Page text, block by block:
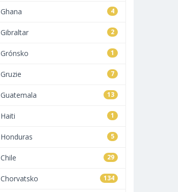
4
Ghana
2
Gibraltar
1
Grónsko
7
Gruzie
13
Guatemala
1
Haiti
5
Honduras
29
Chile
134
Chorvatsko